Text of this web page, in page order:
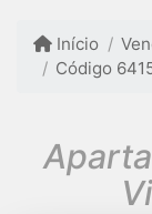
Início
Código